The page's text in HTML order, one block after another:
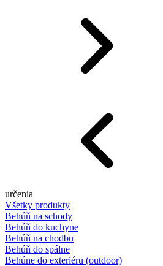
určenia
Všetky produkty
Behúň na schody
Behúň do kuchyne
Behúň na chodbu
Behúň do spálne
Behúne do exteriéru (outdoor)